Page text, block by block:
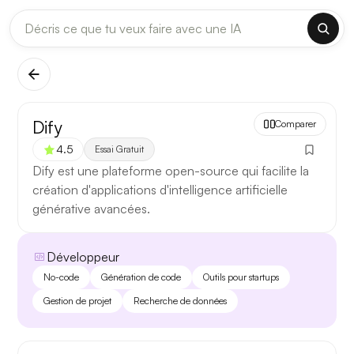
✕
DERNIÈRES MISES À JOUR MODÈLES
Claude
[TEST] Claude Opus 4.8 : ce qui change
5 août 2026
Anthropic met à jour Claude Opus le 2 août 2026. Cette
version porte sur la longueur de contexte, la fiabilité des
réponses longues et la vitesse de première réponse.
Contexte étendu
— les documents longs sont traités
Dify
4.5 Essai Gratuit
Dify est une plateforme open-source qui facilite la
création d'applications d'intelligence artificielle
générative avancées.
Comparer
Développeur
No-code Génération de code
Outils pour startups
Gestion de projet
Recherche de données